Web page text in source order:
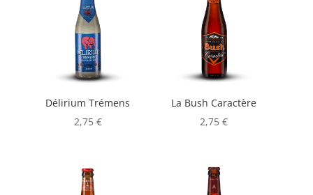
Délirium Trémens
2,75 €
La Bush Caractère
2,75€